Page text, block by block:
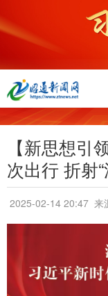
【新思想引
次出行 折射
2025-02-14 20:47 来